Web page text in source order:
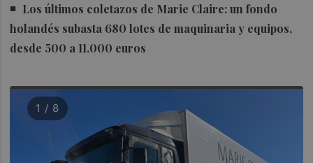
Los últimos coletazos de Marie Claire: un fondo
holandés subasta 680 lotes de maquinaria y equipos,
desde 500 a 11.000 euros
1 / 8